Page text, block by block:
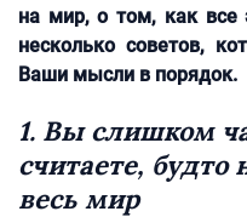
на мир, о том, как все
несколько советов,
Ваши мысли в порядок.
1. Вы слишком
считаете, будто
весь мир